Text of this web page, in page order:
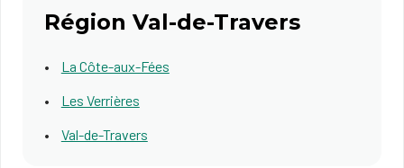
Région Val-de-Travers
La Côte-aux-Fées
Les Verrières
Val-de-Travers